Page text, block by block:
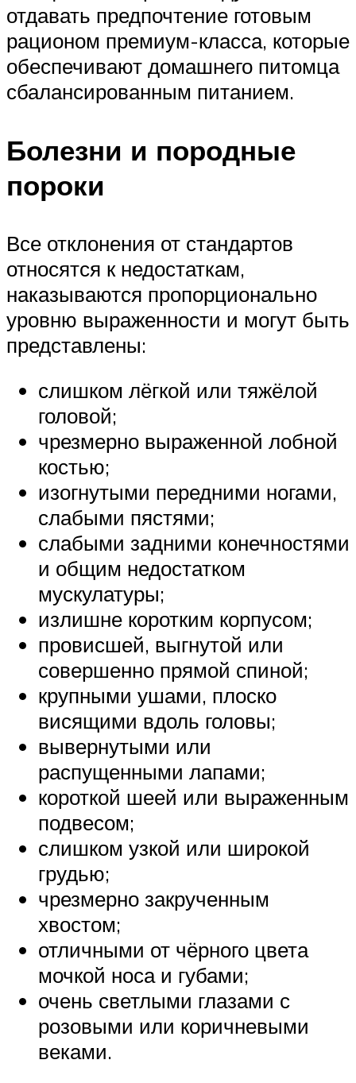
отдавать предпочтение готовым
рационом премиум-класса, которые
обеспечивают домашнего питомца
сбалансированным питанием.
Болезни и породные
пороки
Все отклонения от стандартов
относятся к недостаткам,
наказываются пропорционально
уровню выраженности и могут быть
представлены:
слишком лёгкой или тяжёлой
головой;
чрезмерно выраженной лобной
костью;
изогнутыми передними ногами,
слабыми пястями;
слабыми задними конечностями
и общим недостатком
мускулатуры;
излишне коротким корпусом;
провисшей, выгнутой или
совершенно прямой спиной;
крупными ушами, плоско
висящими вдоль головы;
вывернутыми или
распущенными лапами;
короткой шеей или выраженным
подвесом;
слишком узкой или широкой
грудью;
чрезмерно закрученным
хвостом;
отличными от чёрного цвета
мочкой носа и губами;
очень светлыми глазами с
розовыми или коричневыми
веками.